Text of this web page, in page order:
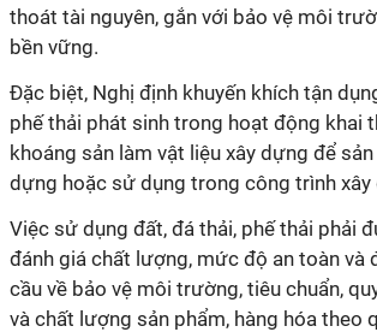
thoát tài nguyên, gắn với bảo vệ môi
bền vững.
Đặc biệt, Nghị định khuyến khích tận
phế thải phát sinh trong hoạt động khai
khoáng sản làm vật liệu xây dựng để
dựng hoặc sử dụng trong công trình xây
Việc sử dụng đất, đá thải, phế thải phải
đánh giá chất lượng, mức độ an toàn và
cầu về bảo vệ môi trường, tiêu chuẩn,
và chất lượng sản phẩm, hàng hóa theo